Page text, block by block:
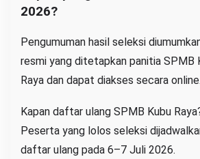
2026?
Pengumuman hasil seleksi
resmi yang ditetapkan panitia SPMB
Raya dan dapat diakses secara online.
Kapan daftar ulang SPMB Kubu
Peserta yang lolos seleksi
daftar ulang pada 6–7 Juli 2026.